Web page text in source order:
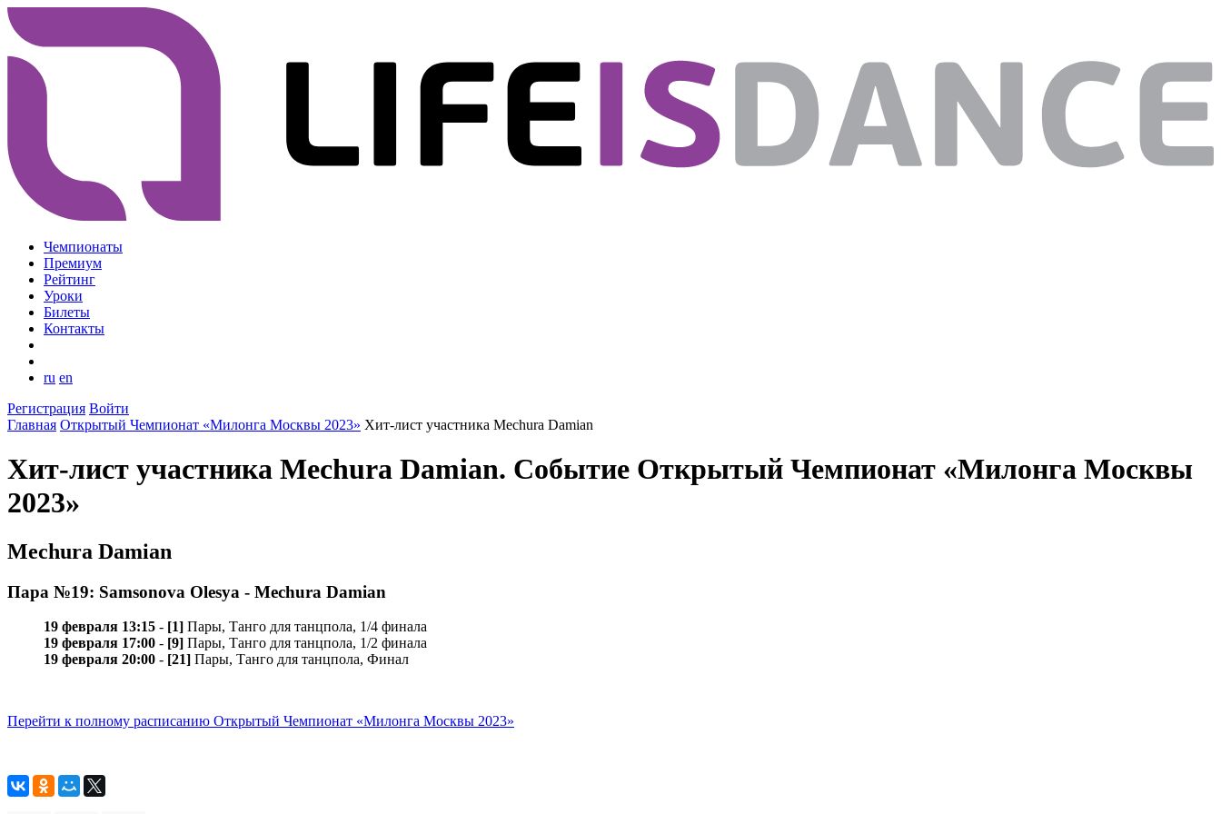
Чемпионаты
Премиум
Рейтинг
Уроки
Билеты
Контакты
ru en
Регистрация Войти
Главная Открытый Чемпионат «Милонга Москвы 2023» Хит-лист участника Mechura Damian
Хит-лист участника Mechura Damian. Событие Открытый Чемпионат «Милонга Москвы
2023»
Mechura Damian
Пара №19: Samsonova Olesya - Mechura Damian
19 февраля 13:15 - [1] Пары, Танго для танцпола, 1/4 финала
19 февраля 17:00 - [9] Пары, Танго для танцпола, 1/2 финала
19 февраля 20:00 - [21] Пары, Танго для танцпола, Финал
Перейти к полному расписанию Открытый Чемпионат «Милонга Москвы 2023»